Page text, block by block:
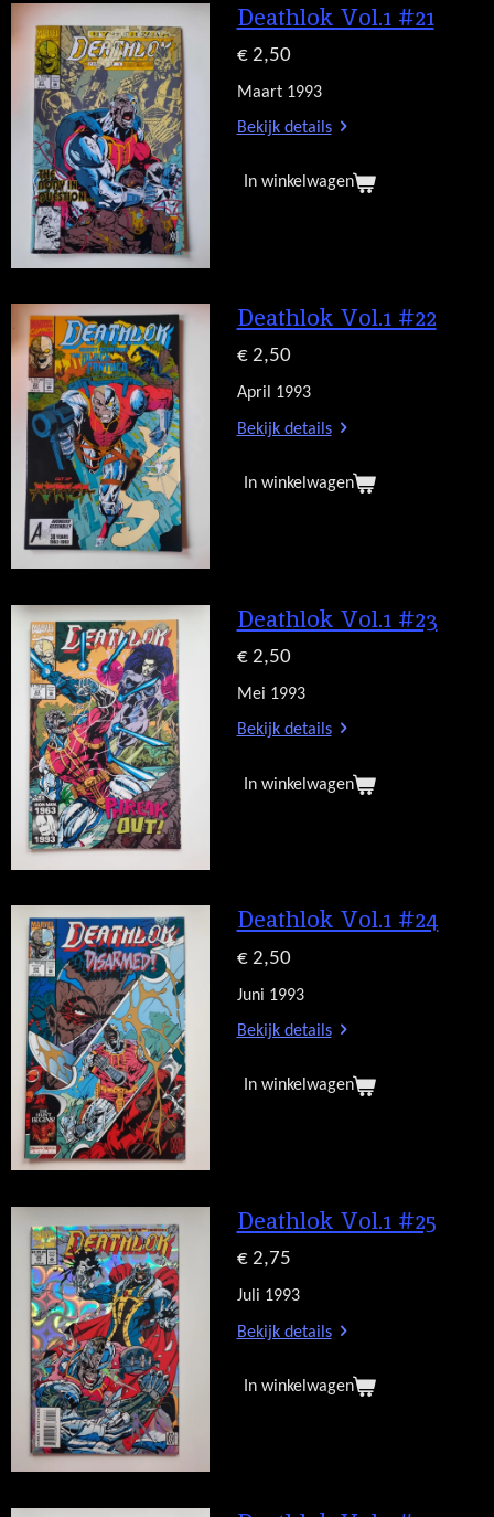
Deathlok Vol.1 #21
€ 2,50
Maart 1993
Bekijk details
In winkelwagen
Deathlok Vol.1 #22
€ 2,50
April 1993
Bekijk details
In winkelwagen
Deathlok Vol.1 #23
€ 2,50
Mei 1993
Bekijk details
In winkelwagen
Deathlok Vol.1 #24
€ 2,50
Juni 1993
Bekijk details
In winkelwagen
Deathlok Vol.1 #25
€ 2,75
Juli 1993
Bekijk details
In winkelwagen